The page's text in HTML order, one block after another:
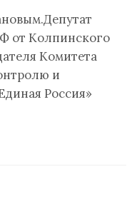
от Колпинского
Комитета
и
Россия»